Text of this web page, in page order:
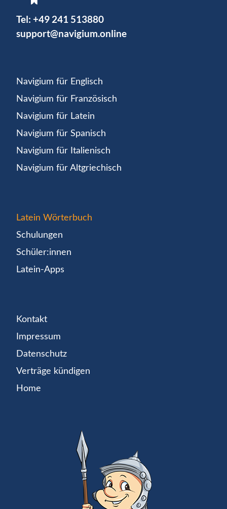
Tel: +49 241 513880
support@navigium.online
Navigium für Englisch
Navigium für Französisch
Navigium für Latein
Navigium für Spanisch
Navigium für Italienisch
Navigium für Altgriechisch
Latein Wörterbuch
Schulungen
Schüler:innen
Latein-Apps
Kontakt
Impressum
Datenschutz
Verträge kündigen
Home